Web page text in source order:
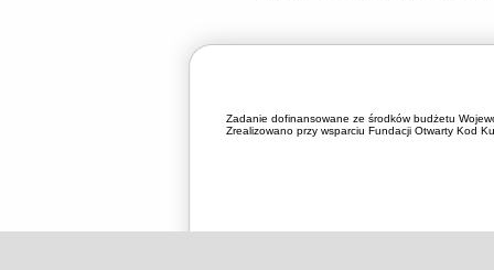
Zadanie dofinansowane ze środków budżetu
Zrealizowano przy wsparciu Fundacji Otwarty Kod